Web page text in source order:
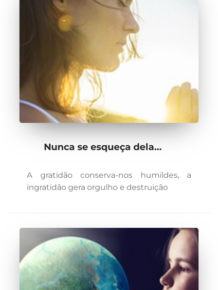
Nunca se esqueça dela…
A gratidão conserva-nos humildes, a
ingratidão gera orgulho e destruição